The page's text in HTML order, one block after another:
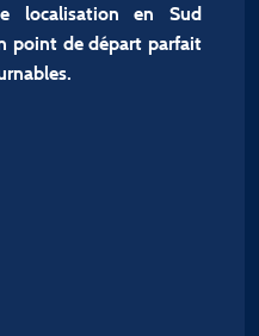
localisation en Sud
point de départ parfait